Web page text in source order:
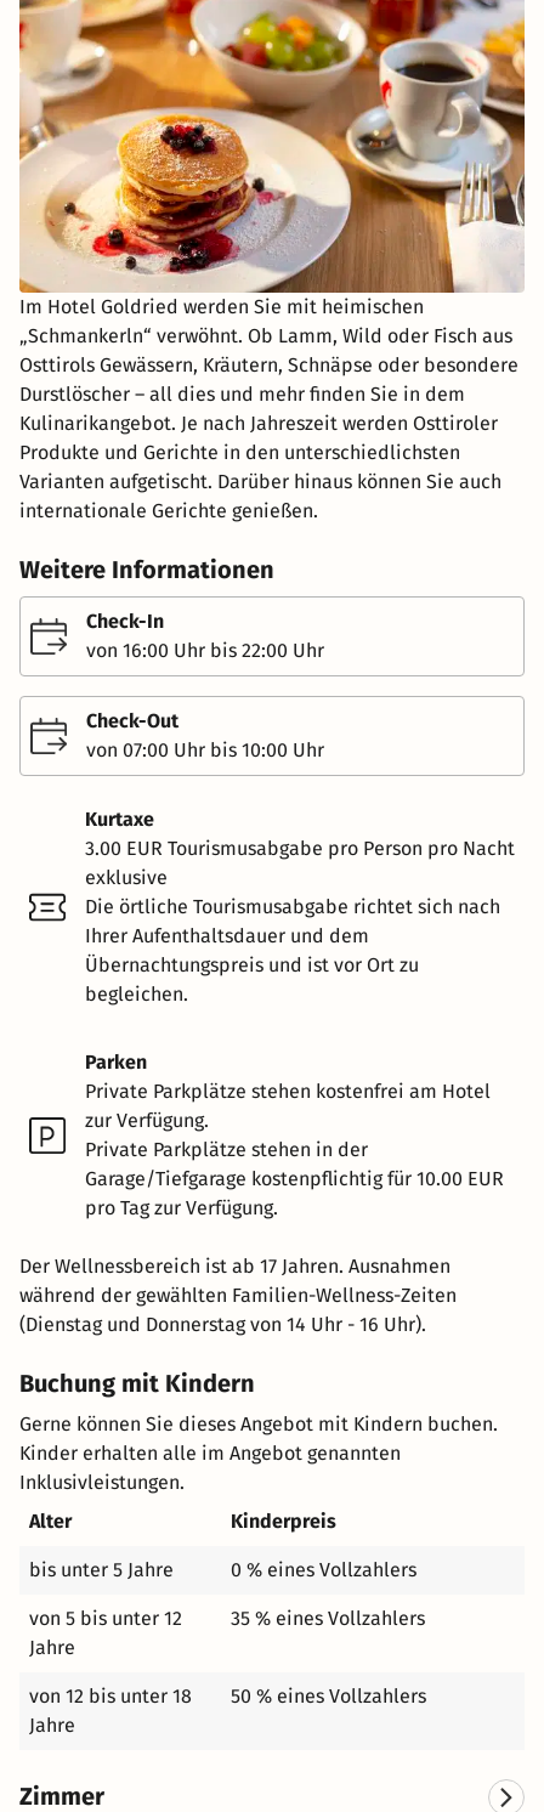
Im Hotel Goldried werden Sie mit heimischen
„Schmankerln“ verwöhnt. Ob Lamm, Wild oder Fisch aus
Osttirols Gewässern, Kräutern, Schnäpse oder besondere
Durstlöscher – all dies und mehr finden Sie in dem
Kulinarikangebot. Je nach Jahreszeit werden Osttiroler
Produkte und Gerichte in den unterschiedlichsten
Varianten aufgetischt. Darüber hinaus können Sie auch
internationale Gerichte genießen.
Weitere Informationen
Check-In
von 16:00 Uhr bis 22:00 Uhr
Check-Out
von 07:00 Uhr bis 10:00 Uhr
Kurtaxe
3.00 EUR Tourismusabgabe pro Person pro Nacht
exklusive
Die örtliche Tourismusabgabe richtet sich nach
Ihrer Aufenthaltsdauer und dem
Übernachtungspreis und ist vor Ort zu
begleichen.
Parken
Private Parkplätze stehen kostenfrei am Hotel
zur Verfügung.
Private Parkplätze stehen in der
Garage/Tiefgarage kostenpflichtig für 10.00 EUR
pro Tag zur Verfügung.
Der Wellnessbereich ist ab 17 Jahren. Ausnahmen
während der gewählten Familien-Wellness-Zeiten
(Dienstag und Donnerstag von 14 Uhr - 16 Uhr).
Buchung mit Kindern
Gerne können Sie dieses Angebot mit Kindern buchen.
Kinder erhalten alle im Angebot genannten
Inklusivleistungen.
Alter
Kinderpreis
bis unter 5 Jahre 0 % eines Vollzahlers
von 5 bis unter 12
Jahre
35 % eines Vollzahlers
von 12 bis unter 18
Jahre
50 % eines Vollzahlers
Zimmer